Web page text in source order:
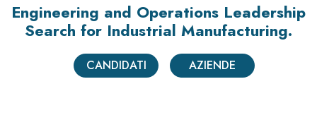
Engineering and Operations Leadership
Search for Industrial Manufacturing.
CANDIDATI AZIENDE